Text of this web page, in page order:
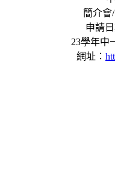
簡介會
申請
23學年中
網址：